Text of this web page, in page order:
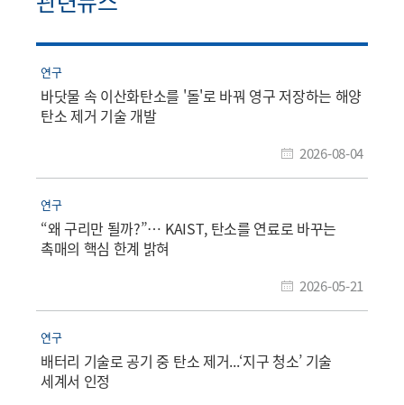
연구
바닷물 속 이산화탄소를 '돌'로 바꿔 영구 저장하는 해양
탄소 제거 기술 개발
2026-08-04
연구
“왜 구리만 될까?”… KAIST, 탄소를 연료로 바꾸는
촉매의 핵심 한계 밝혀
2026-05-21
연구
배터리 기술로 공기 중 탄소 제거...‘지구 청소’ 기술
세계서 인정